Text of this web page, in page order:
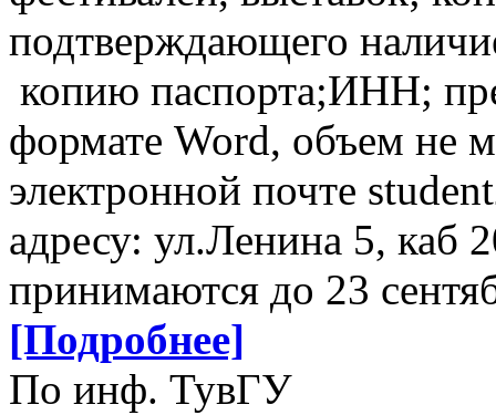
подтверждающего
копию паспорта;ИНН;
формате Word, объем не
электронной почте
адресу: ул.Ленина 5, каб
принимаются до 23
[Подробнее]
По инф. ТувГУ